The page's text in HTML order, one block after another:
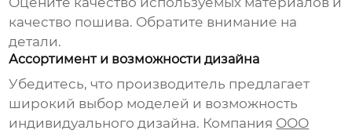
качество пошива. Обратите внимание на
детали.
Ассортимент и возможности дизайна
Убедитесь, что производитель предлагает
широкий выбор моделей и возможность
индивидуального дизайна. Компания ООО